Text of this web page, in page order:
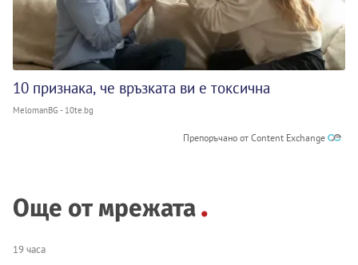
10 признака, че връзката ви е токсична
MelomanBG - 10te.bg
Препоръчано от Content Exchange
Още от мрежата
19 часа